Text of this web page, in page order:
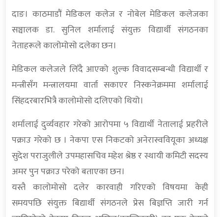
दाङ। काठमाडौं मेडिकल कलेज र नोबेल मेडिकल कलेजका
सञ्चालक डा. सुनिल शर्मालाई संयुक्त विद्यार्थी संगठनका
नेताहरूले कालोमोसो दलेका छन।
मेडिकल कलेजले लिँदै आएको शुल्क विवादसम्बन्धी विद्यार्थी र
मन्त्रीसँग मन्त्रालयमा वार्ता सकाएर निस्कनेक्रममा शर्मालाई
सिंहदरबारभित्रै कालोमोसो दलिएको थियो।
शर्मालाई दुर्व्यवहार गरेको आरोपमा ५ विद्यार्थी नेतालाई प्रहरीले
पक्राउ गरेको छ । नेकपा एस निकटको अनेरास्ववियूका अध्यक्ष
सुदेश पराजुलीले उपमहासचिव महेश श्रेष्ठ र स्थायी कमिटी सदस्य
अमर पुन पक्राउ परेको बताएका छन।
यस्तै कालोमोसो दलेर कारवाही गरिएको विषयमा केही
समयपछि संयुक्त बिद्यार्थी संगठनले प्रेस बिज्ञप्ति जारी गर्न